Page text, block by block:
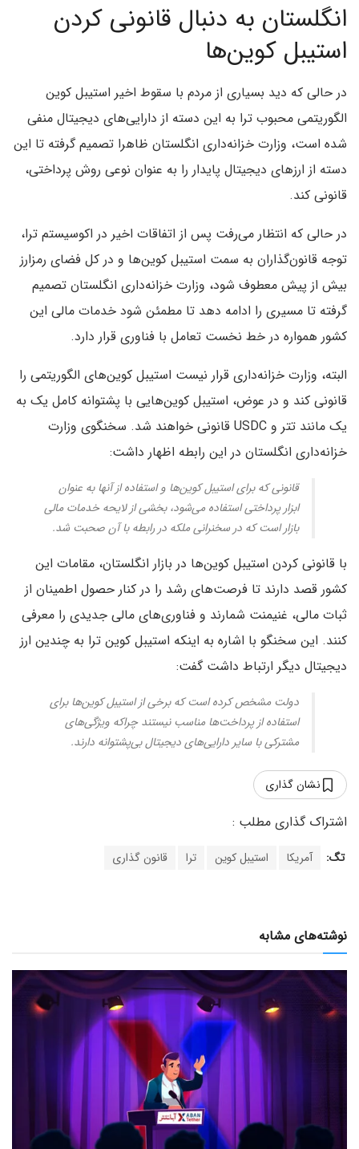
انگلستان به دنبال قانونی کردن
استیبل کوین‌ها
در حالی که دید بسیاری از مردم با سقوط اخیر استیبل کوین
الگوریتمی محبوب ترا به این دسته از دارایی‌های دیجیتال منفی
شده است، وزارت خزانه‌داری انگلستان ظاهرا تصمیم گرفته تا این
دسته از ارزهای دیجیتال پایدار را به عنوان نوعی روش پرداختی،
قانونی کند.
در حالی که انتظار می‌رفت پس از اتفاقات اخیر در اکوسیستم ترا،
توجه قانون‌گذاران به سمت استیبل کوین‌ها و در کل فضای رمزارز
بیش از پیش معطوف شود، وزارت خزانه‌داری انگلستان تصمیم
گرفته تا مسیری را ادامه دهد تا مطمئن شود خدمات مالی این
کشور همواره در خط نخست تعامل با فناوری قرار دارد.
البته، وزارت خزانه‌داری قرار نیست استیبل کوین‌های الگوریتمی را
قانونی کند و در عوض، استیبل کوین‌هایی با پشتوانه کامل یک به
یک مانند تتر و USDC قانونی خواهند شد. سخنگوی وزارت
خزانه‌داری انگلستان در این رابطه اظهار داشت:
قانونی که برای استیبل کوین‌ها و استفاده از آنها به عنوان
ابزار پرداختی استفاده می‌شود، بخشی از لایحه خدمات مالی
بازار است که در سخنرانی ملکه در رابطه با آن صحبت شد.
با قانونی کردن استیبل کوین‌ها در بازار انگلستان، مقامات این
کشور قصد دارند تا فرصت‌های رشد را در کنار حصول اطمینان از
ثبات مالی، غنیمنت شمارند و فناوری‌های مالی جدیدی را معرفی
کنند. این سخنگو با اشاره به اینکه استیبل کوین ترا به چندین ارز
دیجیتال دیگر ارتباط داشت گفت:
دولت مشخص کرده است که برخی از استیبل کوین‌ها برای
استفاده از پرداخت‌ها مناسب نیستند چراکه ویژگی‌های
مشترکی با سایر دارایی‌های دیجیتال بی‌پشتوانه دارند.
نشان گذاری
تگ: آمریکا استیبل کوین ترا قانون گذاری
نوشته‌های مشابه